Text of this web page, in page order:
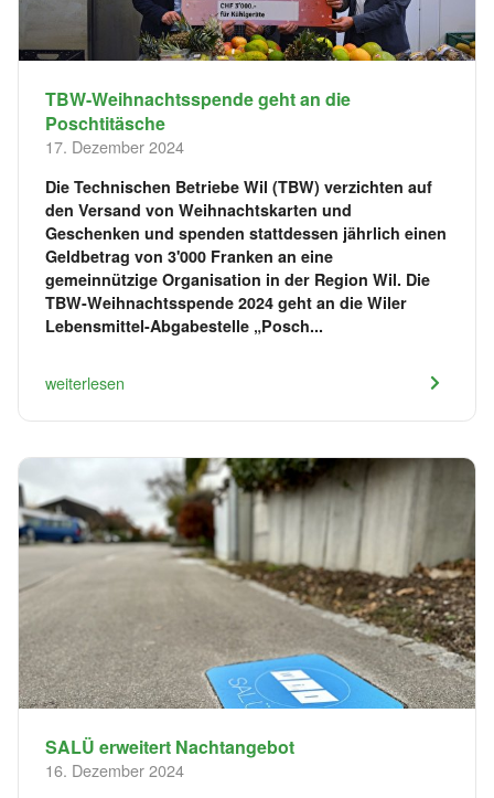
TBW-Weihnachtsspende geht an die
Poschtitäsche
17. Dezember 2024
Die Technischen Betriebe Wil (TBW) verzichten auf
den Versand von Weihnachtskarten und
Geschenken und spenden stattdessen jährlich einen
Geldbetrag von 3'000 Franken an eine
gemeinnützige Organisation in der Region Wil. Die
TBW-Weihnachtsspende 2024 geht an die Wiler
Lebensmittel-Abgabestelle „Posch...
weiterlesen
SALÜ erweitert Nachtangebot
16. Dezember 2024